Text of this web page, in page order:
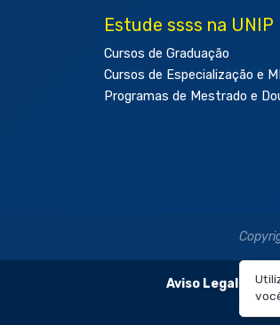
Estude ssss na UNIP
Cursos de Graduação
Cursos de Especialização e
Programas de Mestrado e
Aviso Legal:
As